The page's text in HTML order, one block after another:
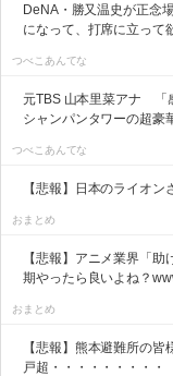
DeNA・勝又温史が正念
になって、打席に立って
つべこあんてな
元TBS 山本里菜アナ 「
シャンパンタワーの超豪
つべこあんてな
【悲報】日本のライオ
おまとめ
【悲報】アニメ業界「
期やったら良いよね？
おまとめ
【悲報】熊本避難所の
戸超・・・・・・・・・